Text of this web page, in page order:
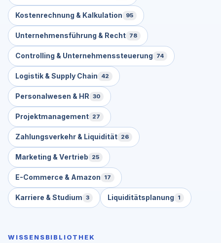
Kostenrechnung & Kalkulation 95
Unternehmensführung & Recht 78
Controlling & Unternehmenssteuerung 74
Logistik & Supply Chain 42
Personalwesen & HR 30
Projektmanagement 27
Zahlungsverkehr & Liquidität 26
Marketing & Vertrieb 25
E-Commerce & Amazon 17
Karriere & Studium 3 Liquiditätsplanung 1
WISSENSBIBLIOTHEK